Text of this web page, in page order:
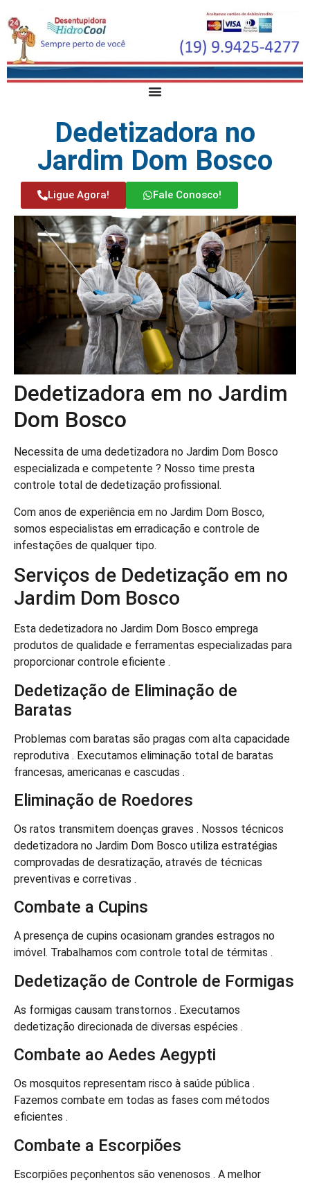
Dedetizadora no
Jardim Dom Bosco
Ligue Agora! Fale Conosco!
Dedetizadora em no Jardim
Dom Bosco
Necessita de uma dedetizadora no Jardim Dom Bosco
especializada e competente ? Nosso time presta
controle total de dedetização profissional.
Com anos de experiência em no Jardim Dom Bosco,
somos especialistas em erradicação e controle de
infestações de qualquer tipo.
Serviços de Dedetização em no
Jardim Dom Bosco
Esta dedetizadora no Jardim Dom Bosco emprega
produtos de qualidade e ferramentas especializadas para
proporcionar controle eficiente .
Dedetização de Eliminação de
Baratas
Problemas com baratas são pragas com alta capacidade
reprodutiva . Executamos eliminação total de baratas
francesas, americanas e cascudas .
Eliminação de Roedores
Os ratos transmitem doenças graves . Nossos técnicos
dedetizadora no Jardim Dom Bosco utiliza estratégias
comprovadas de desratização, através de técnicas
preventivas e corretivas .
Combate a Cupins
A presença de cupins ocasionam grandes estragos no
imóvel. Trabalhamos com controle total de térmitas .
Dedetização de Controle de Formigas
As formigas causam transtornos . Executamos
dedetização direcionada de diversas espécies .
Combate ao Aedes Aegypti
Os mosquitos representam risco à saúde pública .
Fazemos combate em todas as fases com métodos
eficientes .
Combate a Escorpiões
Escorpiões peçonhentos são venenosos . A melhor